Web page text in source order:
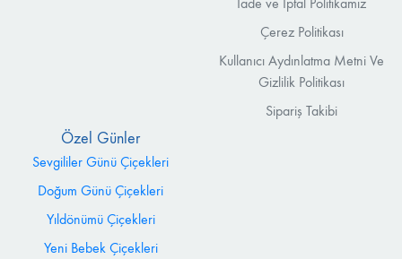
Çerez Politikası
Kullanıcı Aydınlatma Metni Ve
Gizlilik Politikası
Sipariş Takibi
Özel Günler
Sevgililer Günü Çiçekleri
Doğum Günü Çiçekleri
Yıldönümü Çiçekleri
Yeni Bebek Çiçekleri